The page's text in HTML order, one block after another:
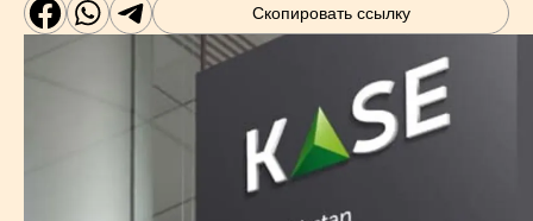
Бизнес Скопировать ссылку